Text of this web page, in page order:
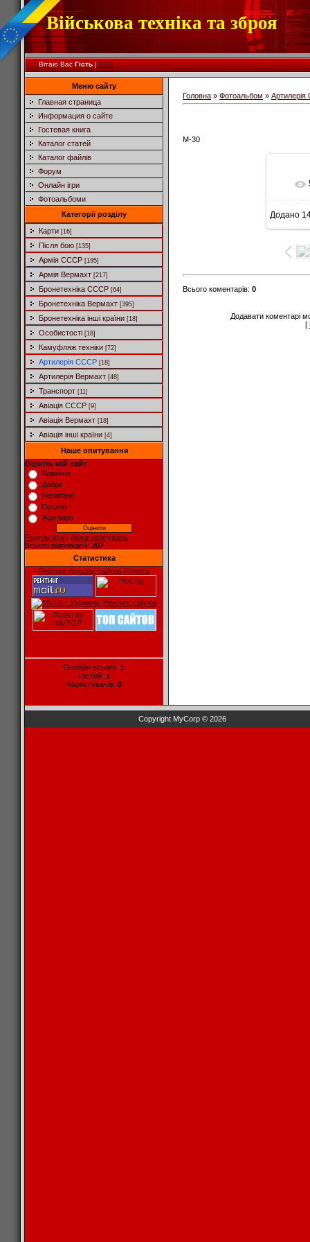
Військова техніка та зброя
Вітаю Вас Гість|RSS
Меню сайту
Главная страница
Информация о сайте
Гостевая книга
Каталог статей
Каталог файлів
Форум
Онлайн ігри
Фотоальбоми
Категорії розділу
Карти [16]
Після бою [135]
Армія СССР [195]
Армія Вермахт [217]
Бронетехніка СССР [64]
Бронетехніка Вермахт [395]
Бронетехніка інші країни [18]
Особистості [18]
Камуфляж техніки [72]
Артилерія СССР [18]
Артилерія Вермахт [48]
Транспорт [11]
Авіація СССР [9]
Авіація Вермахт [18]
Авіація інші країни [4]
Наше опитування
Оцініть мій сайт
Відмінно
Добре
Непогано
Погано
Жахливо
Результати | Архів опитувань
Всього відповідей: 207
Статистика
Рейтинг лучших сайтов РУнета
Онлайн всього: 1
Гостей: 1
Користувачів: 0
Головна » Фотоальбом »
М-30
Додано
Всього коментарів: 0
Додавати коментарі
[
Copyright MyCorp © 2026